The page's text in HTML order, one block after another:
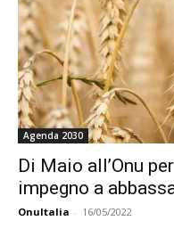
Agenda 2030
Di Maio all’Onu
impegno a
OnuItalia - 16/05/2022